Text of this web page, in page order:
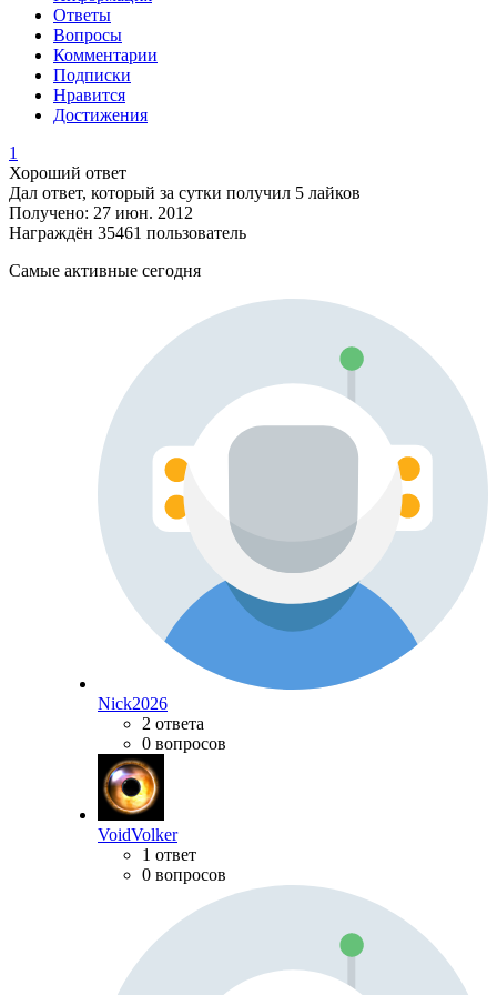
Ответы
Вопросы
Комментарии
Подписки
Нравится
Достижения
1
Хороший ответ
Дал ответ, который за сутки получил 5 лайков
Получено: 27 июн. 2012
Награждён 35461 пользователь
Самые активные сегодня
Nick2026
2 ответа
0 вопросов
VoidVolker
1 ответ
0 вопросов